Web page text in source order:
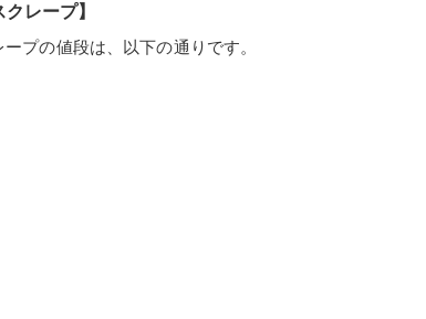
レープ】
プの値段は、以下の通りです。